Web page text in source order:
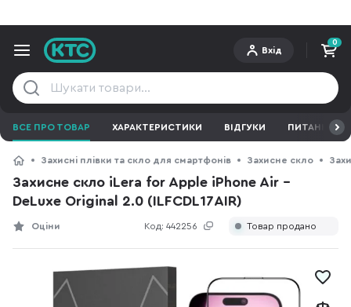
Вхід
0
ВСЕ ПРО ТОВАР ХАРАКТЕРИСТИКИ ВІДГУКИ ПИТАННЯ ТА
Захисні плівки та скло для смартфонів Захисне скло
Захисне скло iLera for Apple iPhone Air -
DeLuxe Original 2.0 (ILFCDL17AIR)
Код: 442256
Оціни Товар продано